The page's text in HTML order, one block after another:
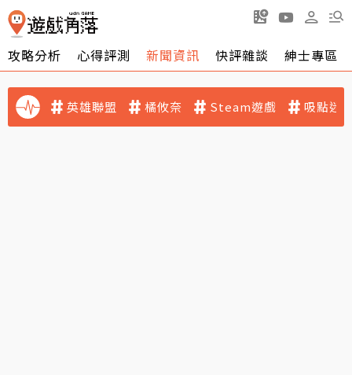
攻略分析 心得評測 新聞資訊 快評雜談 紳士專區
英雄聯盟 橘攸奈 Steam遊戲 吸點迷